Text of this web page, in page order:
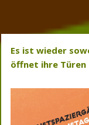
Es ist wieder
öffnet ihre Türen